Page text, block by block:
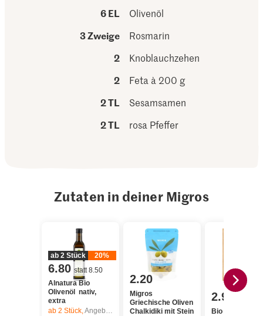
6 EL
Olivenöl
3 Zweige
Rosmarin
2
Knoblauchzehen
2
Feta à 200 g
2 TL
Sesamsamen
2 TL
rosa Pfeffer
Zutaten in deiner Migros
ab 2 Stück 20%
6.80 statt 8.50
Alnatura Bio
Olivenöl nativ,
extra
ab 2 Stück,Angebot gilt nur vom 6.8. bis 12.8.2026, solange Vorrat.
2.20
Migros
Griechische Oliven
Chalkidiki mit Stein
2.95
Bio Feta